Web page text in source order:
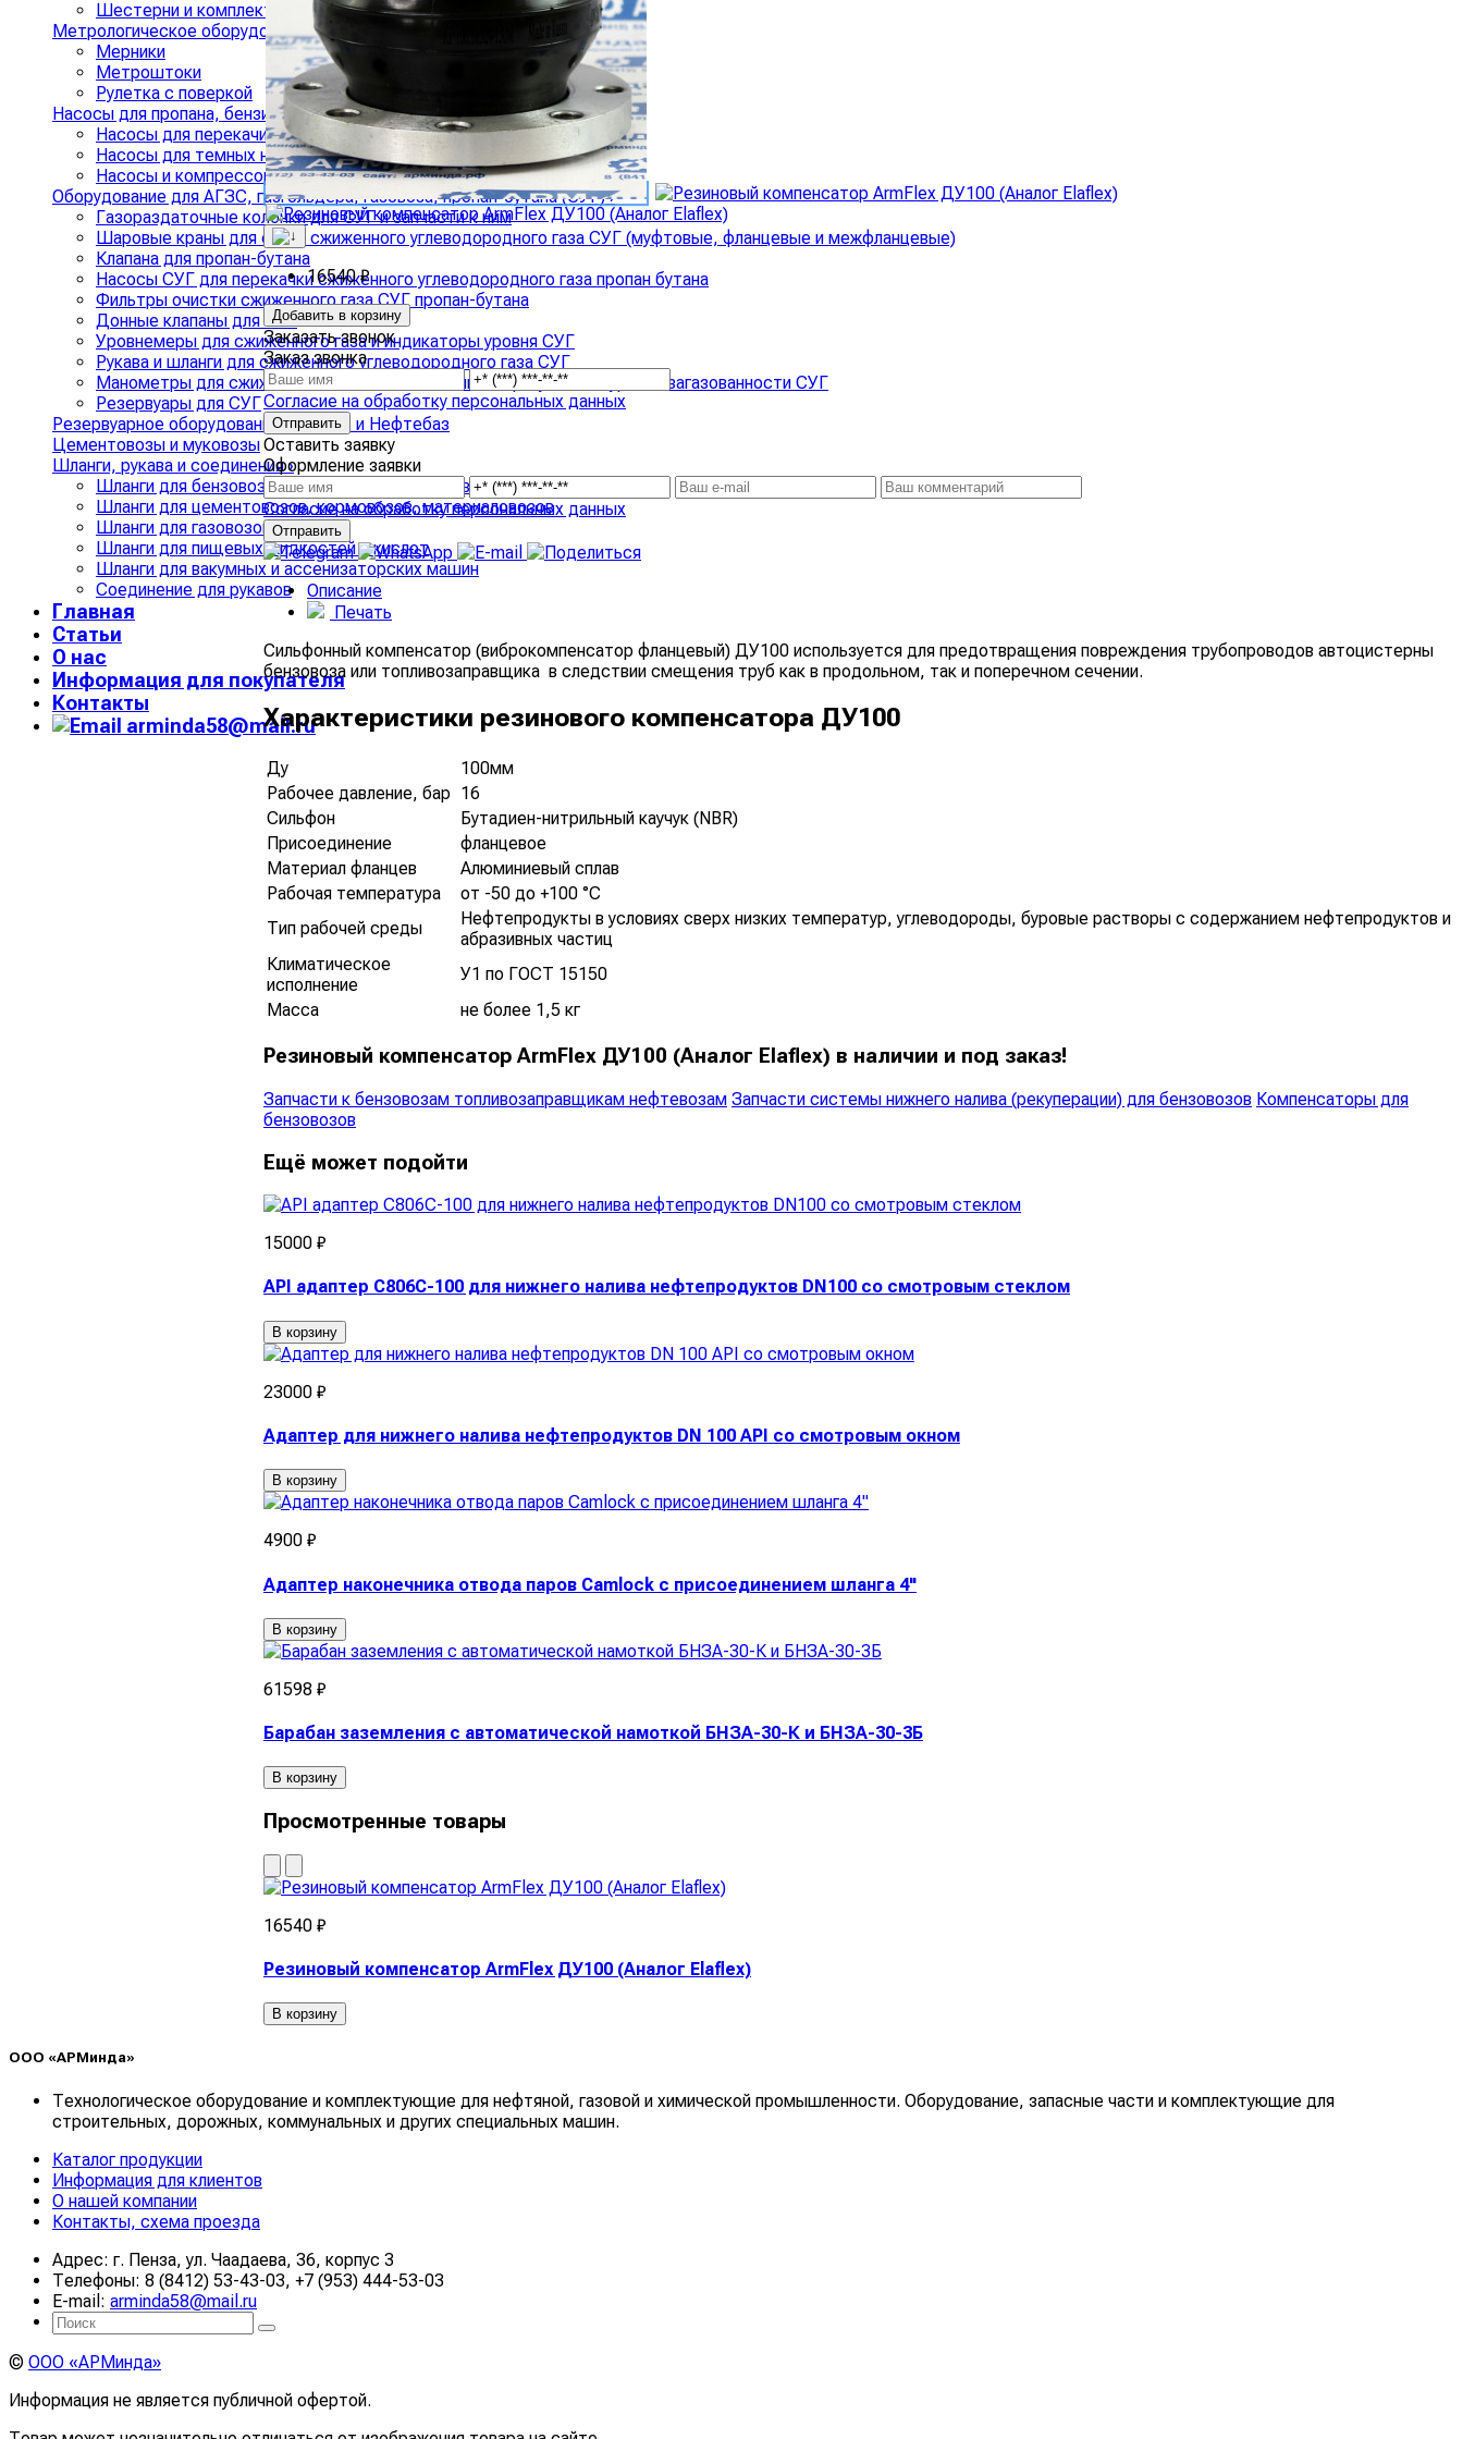
Шестерни и комплекты включения КОМ
Метрологическое оборудование›
Мерники
Метроштоки
Рулетка с поверкой
Насосы для пропана, бензина и дизтоплива, компрессоры для СУГ›
Насосы для перекачивания бензина и дизельного топлива
Насосы для темных нефтепродуктов
Насосы и компрессоры для перекачивания газа
Оборудование для АГЗС, газгольдера, газовоза, пропан-бутана (СУГ)›
Газораздаточные колонки для СУГ и запчасти к ним
Шаровые краны для слива сжиженного углеводородного газа СУГ (муфтовые, фланцевые и межфланцевые)
Клапана для пропан-бутана
Насосы СУГ для перекачки сжиженного углеводородного газа пропан бутана
Фильтры очистки сжиженного газа СУГ пропан-бутана
Донные клапаны для СУГ
Уровнемеры для сжиженного газа и индикаторы уровня СУГ
Рукава и шланги для сжиженного углеводородного газа СУГ
Манометры для сжиженного газа СУГ и сигнализаторы утечки и уровня загазованности СУГ
Резервуары для СУГ
Резервуарное оборудование для АЗС и Нефтебаз
Цементовозы и муковозы
Шланги, рукава и соединения›
Шланги для бензовозов и топливозаправщиков
Шланги для цементовозов, кормовозов, материаловозов
Шланги для газовозов
Шланги для пищевых жидкостей и кислот
Шланги для вакумных и ассенизаторских машин
Соединение для рукавов
Главная
Статьи
О нас
Информация для покупателя
Контакты
arminda58@mail.ru
16540 ₽
Добавить в корзину
Заказать звонок
Заказ звонка
Согласие на обработку персональных данных
Оставить заявку
Оформление заявки
Согласие на обработку персональных данных
Описание
Печать
Сильфонный компенсатор (виброкомпенсатор фланцевый) ДУ100 используется для предотвращения повреждения трубопроводов автоцистерны
бензовоза или топливозаправщика в следствии смещения труб как в продольном, так и поперечном сечении.
Характеристики резинового компенсатора ДУ100
Ду
100мм
Рабочее давление, бар 16
Сильфон
Бутадиен-нитрильный каучук (NBR)
Присоединение
фланцевое
Материал фланцев
Алюминиевый сплав
Рабочая температура
от -50 до +100 °С
Тип рабочей среды
Нефтепродукты в условиях сверх низких температур, углеводороды, буровые растворы с содержанием нефтепродуктов и
абразивных частиц
Климатическое
исполнение
У1 по ГОСТ 15150
Масса
не более 1,5 кг
Резиновый компенсатор ArmFlex ДУ100 (Аналог Elaflex) в наличии и под заказ!
Запчасти к бензовозам топливозаправщикам нефтевозам Запчасти системы нижнего налива (рекуперации) для бензовозов Компенсаторы для
бензовозов
Ещё может подойти
15000 ₽
API адаптер C806C-100 для нижнего налива нефтепродуктов DN100 со смотровым стеклом
В корзину
23000 ₽
Адаптер для нижнего налива нефтепродуктов DN 100 API со смотровым окном
В корзину
4900 ₽
Адаптер наконечника отвода паров Camlock с присоединением шланга 4"
В корзину
61598 ₽
Барабан заземления с автоматической намоткой БНЗА-30-К и БНЗА-30-3Б
В корзину
Просмотренные товары
16540 ₽
Резиновый компенсатор ArmFlex ДУ100 (Аналог Elaflex)
В корзину
ООО «АРМинда»
Технологическое оборудование и комплектующие для нефтяной, газовой и химической промышленности. Оборудование, запасные части и комплектующие для
строительных, дорожных, коммунальных и других специальных машин.
Каталог продукции
Информация для клиентов
О нашей компании
Контакты, схема проезда
Адрес: г. Пенза, ул. Чаадаева, 36, корпус 3
Телефоны: 8 (8412) 53-43-03, +7 (953) 444-53-03
E-mail: arminda58@mail.ru
© ООО «АРМинда»
Информация не является публичной офертой.